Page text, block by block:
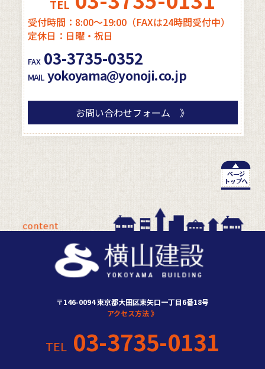
TEL
受付時間：8:00～19:00（FAXは24時間受付中）
定休日：日曜・祝日
FAX 03-3735-0352
MAIL yokoyama@yonoji.co.jp
お問い合わせフォーム 》
〒146-0094 東京都大田区東矢口一丁目6番18号
アクセス方法 》
TEL 03-3735-0131